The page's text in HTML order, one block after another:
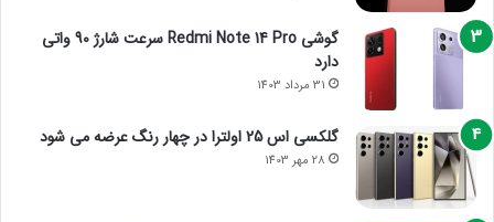
گوشی Redmi Note 14 Pro سرعت شارژ 90 واتی
دارد
31 مرداد 1403
گلکسی اس 25 اولترا در چهار رنگ عرضه می شود
28 مهر 1403